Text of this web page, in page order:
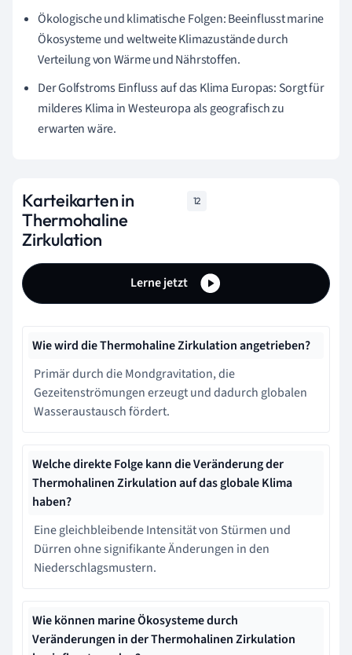
Ökologische und klimatische Folgen: Beeinflusst marine
Ökosysteme und weltweite Klimazustände durch
Verteilung von Wärme und Nährstoffen.
Der Golfstroms Einfluss auf das Klima Europas: Sorgt für
milderes Klima in Westeuropa als geografisch zu
erwarten wäre.
Karteikarten in
Thermohaline
Zirkulation
12
Lerne jetzt
Wie wird die Thermohaline Zirkulation angetrieben?
Primär durch die Mondgravitation, die
Gezeitenströmungen erzeugt und dadurch globalen
Wasseraustausch fördert.
Welche direkte Folge kann die Veränderung der
Thermohalinen Zirkulation auf das globale Klima
haben?
Eine gleichbleibende Intensität von Stürmen und
Dürren ohne signifikante Änderungen in den
Niederschlagsmustern.
Wie können marine Ökosysteme durch
Veränderungen in der Thermohalinen Zirkulation